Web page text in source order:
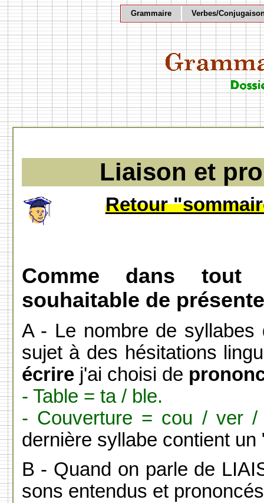
Grammaire Verbes/
Liaison et
Retour
Comme dans
souhaitable de
A - Le nombre de
sujet à des hésitations
écrirej'ai choisi de
- Table = ta / ble.
- Couverture = cou / ver
dernière syllabe contient un
B - Quand on parle de
sons entendus et